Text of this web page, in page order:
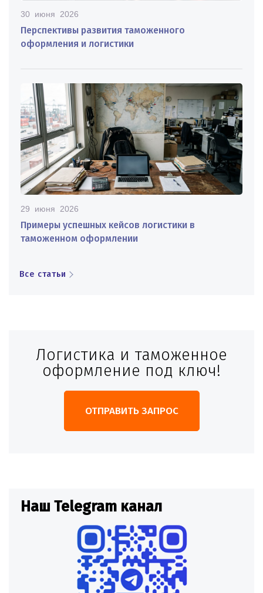
30 июня 2026
Перспективы развития таможенного
оформления и логистики
29 июня 2026
Примеры успешных кейсов логистики в
таможенном оформлении
Все статьи
Логистика и таможенное
оформление под ключ!
ОТПРАВИТЬ ЗАПРОС
Наш Telegram канал